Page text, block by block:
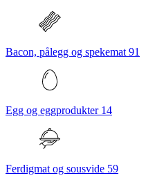
Bacon, pålegg og spekemat 91
Egg og eggprodukter 14
Ferdigmat og sousvide 59